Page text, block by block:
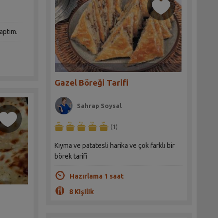
Gazel Böreği Tarifi
Sahrap Soysal
(1)
Kıyma ve patatesli harika ve çok farklı bir
börek tarifi
Hazırlama 1 saat
8 Kişilik